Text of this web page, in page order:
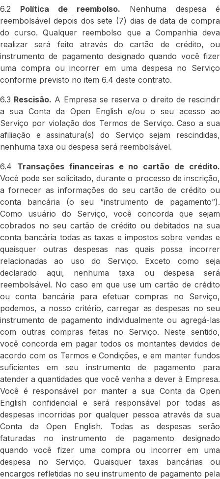
6.2 Política de reembolso. Nenhuma despesa é
reembolsável depois dos sete (7) dias de data de compra
do curso. Qualquer reembolso que a Companhia deva
realizar será feito através do cartão de crédito, ou
instrumento de pagamento designado quando você fizer
uma compra ou incorrer em uma despesa no Serviço
conforme previsto no item 6.4 deste contrato.
6.3 Rescisão. A Empresa se reserva o direito de rescindir
a sua Conta da Open English e/ou o seu acesso ao
Serviço por violação dos Termos de Serviço. Caso a sua
afiliação e assinatura(s) do Serviço sejam rescindidas,
nenhuma taxa ou despesa será reembolsável.
6.4 Transações financeiras e no cartão de crédito.
Você pode ser solicitado, durante o processo de inscrição,
a fornecer as informações do seu cartão de crédito ou
conta bancária (o seu “instrumento de pagamento”).
Como usuário do Serviço, você concorda que sejam
cobrados no seu cartão de crédito ou debitados na sua
conta bancária todas as taxas e impostos sobre vendas e
quaisquer outras despesas nas quais possa incorrer
relacionadas ao uso do Serviço. Exceto como seja
declarado aqui, nenhuma taxa ou despesa será
reembolsável. No caso em que use um cartão de crédito
ou conta bancária para efetuar compras no Serviço,
podemos, a nosso critério, carregar as despesas no seu
instrumento de pagamento individualmente ou agregá-las
com outras compras feitas no Serviço. Neste sentido,
você concorda em pagar todos os montantes devidos de
acordo com os Termos e Condições, e em manter fundos
suficientes em seu instrumento de pagamento para
atender a quantidades que você venha a dever à Empresa.
Você é responsável por manter a sua Conta da Open
English confidencial e será responsável por todas as
despesas incorridas por qualquer pessoa através da sua
Conta da Open English. Todas as despesas serão
faturadas no instrumento de pagamento designado
quando você fizer uma compra ou incorrer em uma
despesa no Serviço. Quaisquer taxas bancárias ou
encargos refletidas no seu instrumento de pagamento pela